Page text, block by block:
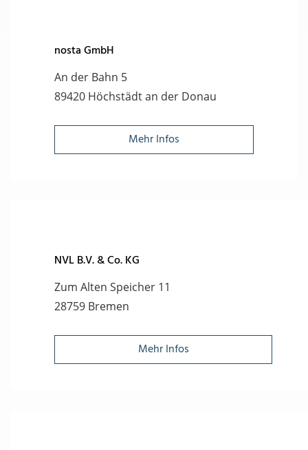
nosta GmbH
An der Bahn 5
89420 Höchstädt an der Donau
Mehr Infos
NVL B.V. & Co. KG
Zum Alten Speicher 11
28759 Bremen
Mehr Infos